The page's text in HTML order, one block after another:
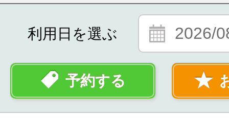
利用日を選ぶ 2026/
予約する